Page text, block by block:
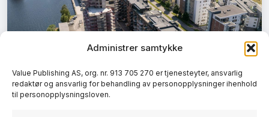
Administrer samtykke
Value Publishing AS, org. nr. 913 705 270 er tjenesteyter, ansvarlig
redaktør og ansvarlig for behandling av personopplysninger ihenhold
til personopplysningsloven.
PLUSS
BYUTVIKLING